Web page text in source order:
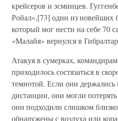
крейсеров и эсминцев.
Ройал»,[73] один из новейших
который мог нести на себе 70
«Малайя» вернулся в
Атакуя в сумерках,
приходилось состязаться в
темнотой. Если они
дистанции, они могли
они подходили слишком
обнаружены с воздуха или